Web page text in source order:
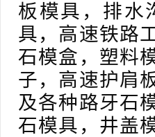
板模具，排水
具，高速铁路
石模盒，塑料
子，高速护肩
及各种路牙石
石模具，井盖